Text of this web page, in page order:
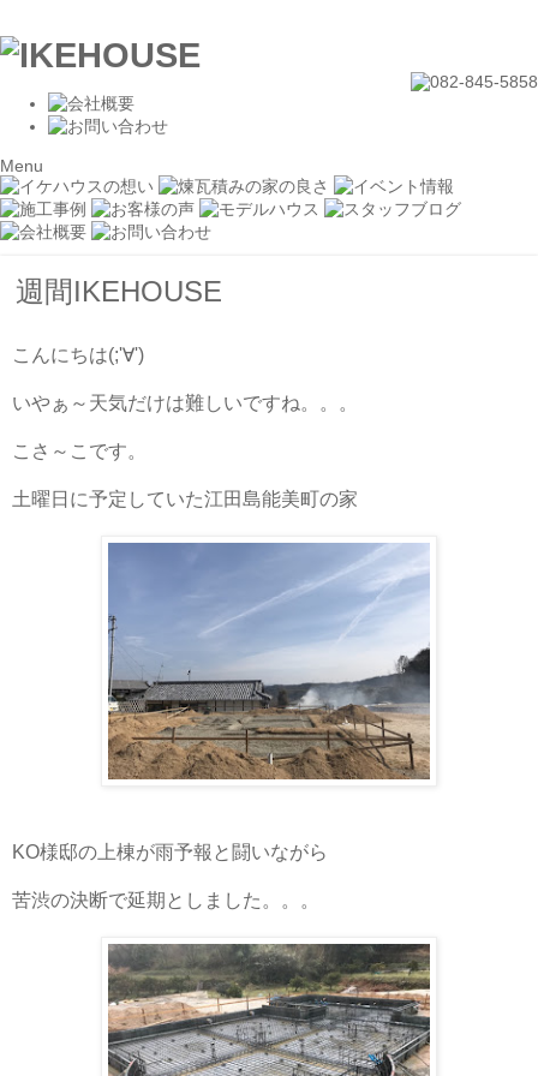
Menu
週間IKEHOUSE
こんにちは(;'∀')
いやぁ～天気だけは難しいですね。。。
こさ～こです。
土曜日に予定していた江田島能美町の家
KO様邸の上棟が雨予報と闘いながら
苦渋の決断で延期としました。。。